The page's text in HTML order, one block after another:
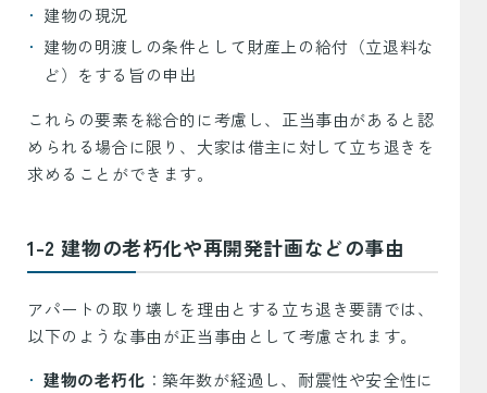
建物の現況
建物の明渡しの条件として財産上の給付（立退料な
ど）をする旨の申出
これらの要素を総合的に考慮し、正当事由があると認
められる場合に限り、大家は借主に対して立ち退きを
求めることができます。
1-2 建物の老朽化や再開発計画などの事由
アパートの取り壊しを理由とする立ち退き要請では、
以下のような事由が正当事由として考慮されます。
建物の老朽化 ：築年数が経過し、耐震性や安全性に